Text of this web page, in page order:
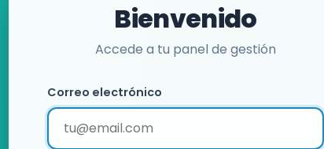
Bienvenido
Accede a tu panel de gestión
Correo electrónico